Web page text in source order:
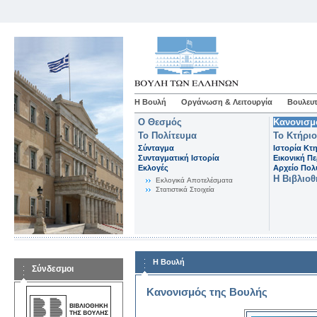
Η Βουλή Οργάνωση & Λειτουργία
Ο Θεσμός
Το Πολίτευμα
Σύνταγμα
Συνταγματική Ιστορία
Εκλογές
Eκλογικά Aποτελέσματα
Στατιστικά Στοιχεία
Το Κτήριο
Ιστορία
Εικονική
Αρχείο
Η
Σύνδεσμοι
Η Βουλή
Κανονισμός της Βουλής